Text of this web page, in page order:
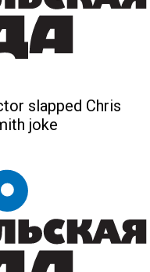
slapped Chris
joke